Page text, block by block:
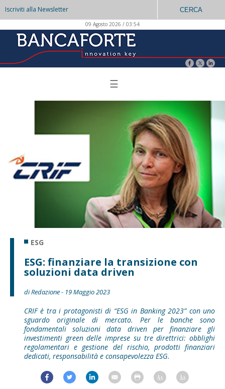
Iscriviti alla Newsletter CERCA
09 Agosto 2026 / 03:54
☰
ESG
ESG: finanziare la transizione con
soluzioni data driven
di Redazione - 19 Maggio 2023
CRIF è tra i protagonisti di “ESG in Banking 2023” con uno
sguardo originale di mercato. Per le banche sono
fondamentali soluzioni data driven per finanziare gli
investimenti green delle imprese su tre direttrici: obblighi
regolamentari e gestione del rischio, prodotti finanziari
dedicati, responsabilità e consapevolezza ESG.